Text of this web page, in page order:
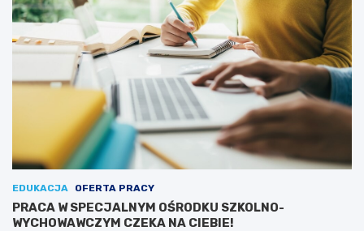
EDUKACJA OFERTA PRACY
PRACA W SPECJALNYM OŚRODKU SZKOLNO-
WYCHOWAWCZYM CZEKA NA CIEBIE!